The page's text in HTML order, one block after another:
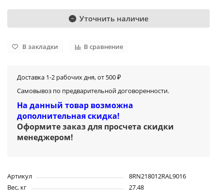
Уточнить наличие
В закладки В сравнение
Доставка 1-2 рабочих дня, от 500 ₽
Самовывоз по предварительной договоренности.
На данный товар возможна
дополнительная скидка!
Оформите заказ для просчета скидки
менеджером!
Артикул
8RN218012RAL9016
Вес, кг
27.48